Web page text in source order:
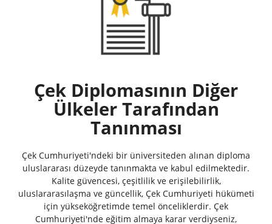
Çek Diplomasının Diğer
Ülkeler Tarafından
Tanınması
Çek Cumhuriyeti'ndeki bir üniversiteden alınan diploma
uluslararası düzeyde tanınmakta ve kabul edilmektedir.
Kalite güvencesi, çeşitlilik ve erişilebilirlik,
uluslararasılaşma ve güncellik, Çek Cumhuriyeti hükümeti
için yükseköğretimde temel önceliklerdir. Çek
Cumhuriyeti'nde eğitim almaya karar verdiyseniz,